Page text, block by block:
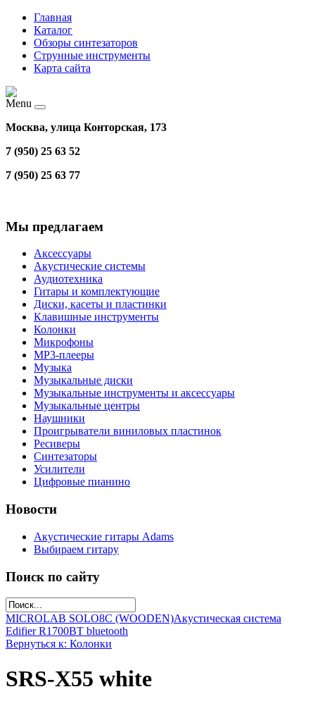
Главная
Каталог
Обзоры синтезаторов
Струнные инструменты
Карта сайта
Menu
Москва, улица Конторская, 173
7 (950) 25 63 52
7 (950) 25 63 77
Мы предлагаем
Аксессуары
Акустические системы
Аудиотехника
Гитары и комплектующие
Диски, касеты и пластинки
Клавишные инструменты
Колонки
Микрофоны
МР3-плееры
Музыка
Музыкальные диски
Музыкальные инструменты и аксессуары
Музыкальные центры
Наушники
Проигрыватели виниловых пластинок
Ресиверы
Синтезаторы
Усилители
Цифровые пианино
Новости
Акустические гитары Adams
Выбираем гитару
Поиск по сайту
MICROLAB SOLO8C (WOODEN)Акустическая система
Edifier R1700BT bluetooth
Вернуться к: Колонки
SRS-X55 white